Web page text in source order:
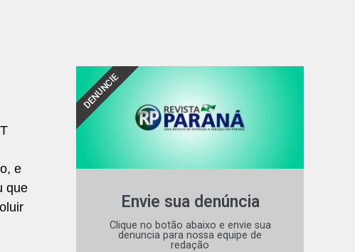
e
que
Envie sua denúncia
Clique no botão abaixo e envie sua
denuncia para nossa equipe de
redação
DENUNCIE